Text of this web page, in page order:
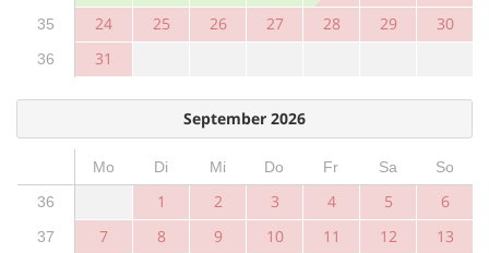
35 24 25 26 27 28 29 30
36 31
September 2026
Mo Di Mi Do Fr Sa
So
36
1 2 3 4 5 6
37 7 8 9 10 11 12 13